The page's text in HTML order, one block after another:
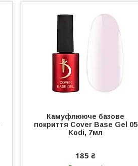
Камуфлююче базове
покриття Cover Base Gel 05
Kodi, 7мл
185 ₴